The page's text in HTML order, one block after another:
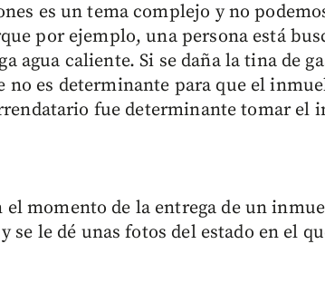
es un tema complejo y no
por ejemplo, una persona está
agua caliente. Si se daña la tina de
es determinante para que el
fue determinante tomar el
el momento de la entrega de un
se le dé unas fotos del estado en el